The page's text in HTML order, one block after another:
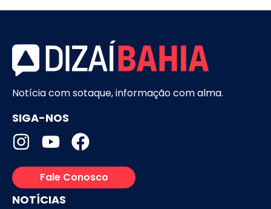
Notícia com sotaque, informação com alma.
SIGA-NOS
Fale Conosco
NOTÍCIAS